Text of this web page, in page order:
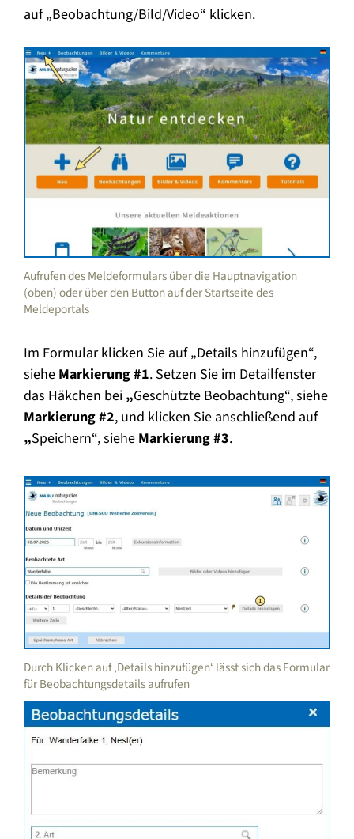
auf „Beobachtung/Bild/Video“ klicken.
Aufrufen des Meldeformulars über die Hauptnavigation
(oben) oder über den Button auf der Startseite des
Meldeportals
Im Formular klicken Sie auf „Details hinzufügen“,
siehe Markierung #1. Setzen Sie im Detailfenster
das Häkchen bei „Geschützte Beobachtung“, siehe
Markierung #2, und klicken Sie anschließend auf
„Speichern“, siehe Markierung #3.
Durch Klicken auf ‚Details hinzufügen‘ lässt sich das Formular
für Beobachtungsdetails aufrufen